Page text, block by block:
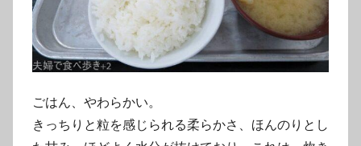
ごはん、やわらかい。
きっちりと粒を感じられる柔らかさ、ほんのりとし